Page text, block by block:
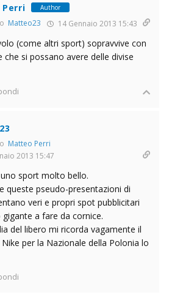
Author
Matteo23 14 Gennaio 2013 15:43
(come altri sport) sopravvive con
che si possano avere delle divise
Matteo Perri
2013 15:47
sport molto bello.
queste pseudo-presentazioni di
veri e propri spot pubblicitari
a fare da cornice.
del libero mi ricorda vagamente il
per la Nazionale della Polonia lo